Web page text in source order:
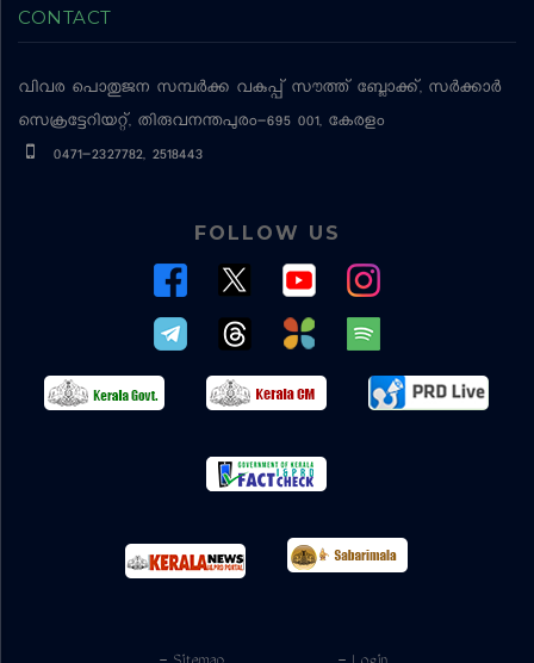
CONTACT
വിവര പൊതുജന സമ്പര്‍ക്ക വകുപ്പ് സൗത്ത് ബ്ലോക്ക്, സര്‍ക്കാര്‍
സെക്രട്ടേറിയറ്റ്, തിരുവനന്തപുരം-695 001, കേരളം
0471-2327782, 2518443
FOLLOW US